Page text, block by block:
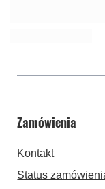
Zamówienia
Kontakt
Status